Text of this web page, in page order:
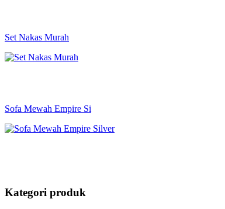
Set Nakas Murah
Sofa Mewah Empire Si
Kategori produk